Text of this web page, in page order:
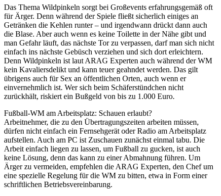
Das Thema Wildpinkeln sorgt bei Großevents erfahrungsgemäß oft
für Ärger. Denn während der Spiele fließt sicherlich einiges an
Getränken die Kehlen runter – und irgendwann drückt dann auch
die Blase. Aber auch wenn es keine Toilette in der Nähe gibt und
man Gefahr läuft, das nächste Tor zu verpassen, darf man sich nicht
einfach ins nächste Gebüsch verziehen und sich dort erleichtern.
Denn Wildpinkeln ist laut ARAG Experten auch während der WM
kein Kavaliersdelikt und kann teuer geahndet werden. Das gilt
übrigens auch für Sex an öffentlichen Orten, auch wenn er
einvernehmlich ist. Wer sich beim Schäferstündchen nicht
zurückhält, riskiert ein Bußgeld von bis zu 1.000 Euro.
Fußball-WM am Arbeitsplatz: Schauen erlaubt?
Arbeitnehmer, die zu den Übertragungszeiten arbeiten müssen,
dürfen nicht einfach ein Fernsehgerät oder Radio am Arbeitsplatz
aufstellen. Auch am PC ist Zuschauen zunächst einmal tabu. Die
Arbeit einfach liegen zu lassen, um Fußball zu gucken, ist auch
keine Lösung, denn das kann zu einer Abmahnung führen. Um
Ärger zu vermeiden, empfehlen die ARAG Experten, den Chef um
eine spezielle Regelung für die WM zu bitten, etwa in Form einer
schriftlichen Betriebsvereinbarung.